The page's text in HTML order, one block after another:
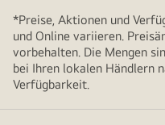
*Preise, Aktionen und
und Online variieren.
vorbehalten. Die Mengen
bei Ihren lokalen Händlern
Verfügbarkeit.